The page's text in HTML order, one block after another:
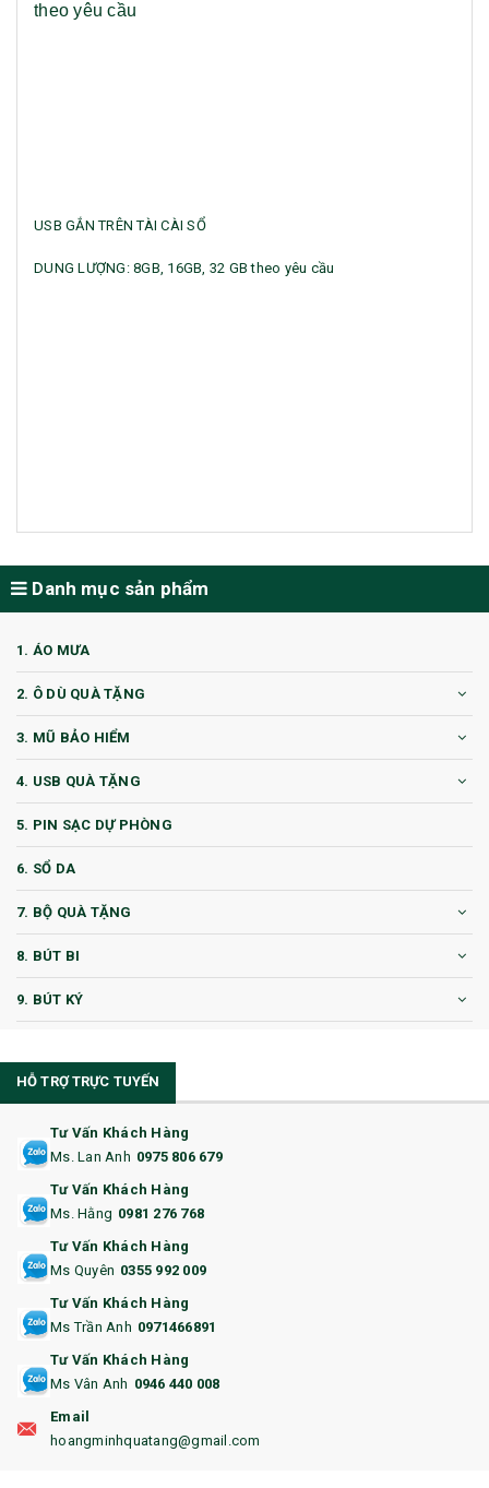
theo yêu cầu
USB GẮN TRÊN TÀI CÀI SỔ
DUNG LƯỢNG: 8GB, 16GB, 32 GB theo yêu cầu
Danh mục sản phẩm
1. ÁO MƯA
2. Ô DÙ QUÀ TẶNG
3. MŨ BẢO HIỂM
4. USB QUÀ TẶNG
5. PIN SẠC DỰ PHÒNG
6. SỔ DA
7. BỘ QUÀ TẶNG
8. BÚT BI
9. BÚT KÝ
11. CỐC/BÌNH GIỮ NHIỆT
12. BÌNH NƯỚC
14. HỘP/VÍ ĐỰNG NAMECARD
15. BỘ BẤM MÓNG
16. BAO HỘ CHIẾU
18. ẤM CHÉN QUÀ TẶNG
19. ĐỒNG HỒ TREO TƯỜNG
HỖ TRỢ TRỰC TUYẾN
Tư Vấn Khách Hàng
Ms. Lan Anh 0975 806 679
Tư Vấn Khách Hàng
Ms. Hằng 0981 276 768
Tư Vấn Khách Hàng
Ms Quyên 0355 992 009
Tư Vấn Khách Hàng
Ms Trần Anh 0971466891
Tư Vấn Khách Hàng
Ms Vân Anh 0946 440 008
Email
hoangminhquatang@gmail.com